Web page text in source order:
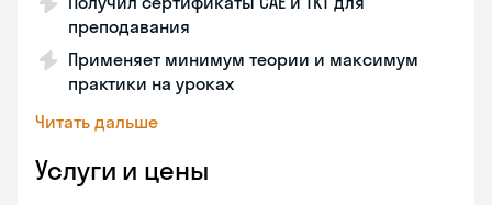
преподавания
Применяет минимум теории и максимум
практики на уроках
Читать дальше
Услуги и цены